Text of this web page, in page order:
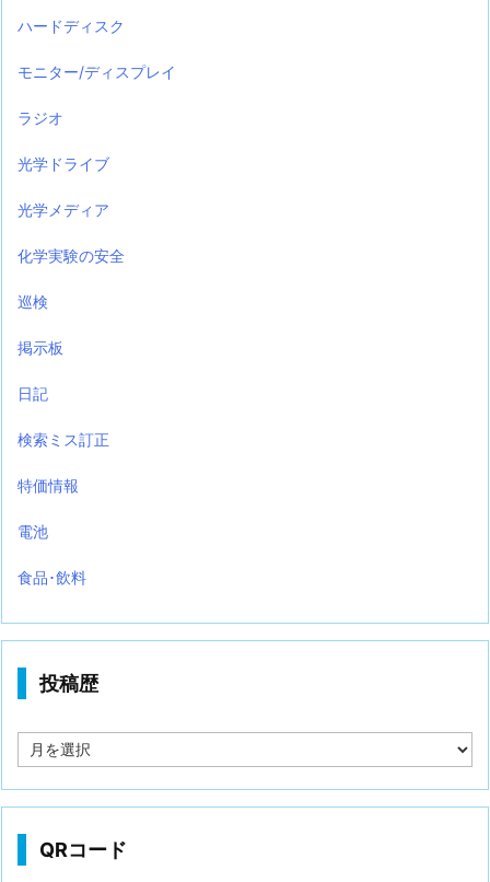
ハードディスク
モニター/ディスプレイ
ラジオ
光学ドライブ
光学メディア
化学実験の安全
巡検
掲示板
日記
検索ミス訂正
特価情報
電池
食品･飲料
投稿歴
稿
QRコード